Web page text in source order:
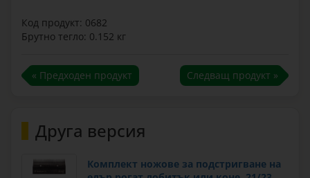
Код продукт: 0682
Брутно тегло: 0.152 кг
« Предходен продукт Следващ продукт »
Друга версия
Комплект ножове за подстригване на